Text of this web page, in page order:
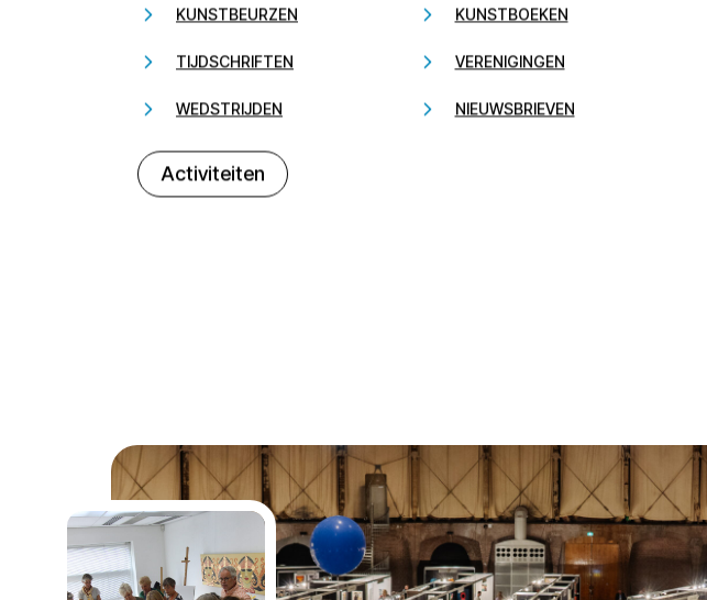
KUNSTBEURZEN KUNSTBOEKEN
TIJDSCHRIFTEN VERENIGINGEN
WEDSTRIJDEN NIEUWSBRIEVEN
Activiteiten